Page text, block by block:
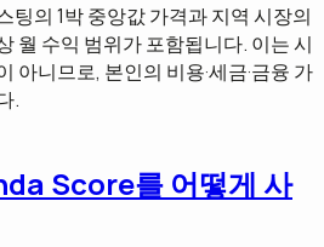
팅의 1박 중앙값 가격과 지역 시장의
월 수익 범위가 포함됩니다. 이는 시
아니므로, 본인의 비용·세금·금융 가
.
Score를 어떻게 사